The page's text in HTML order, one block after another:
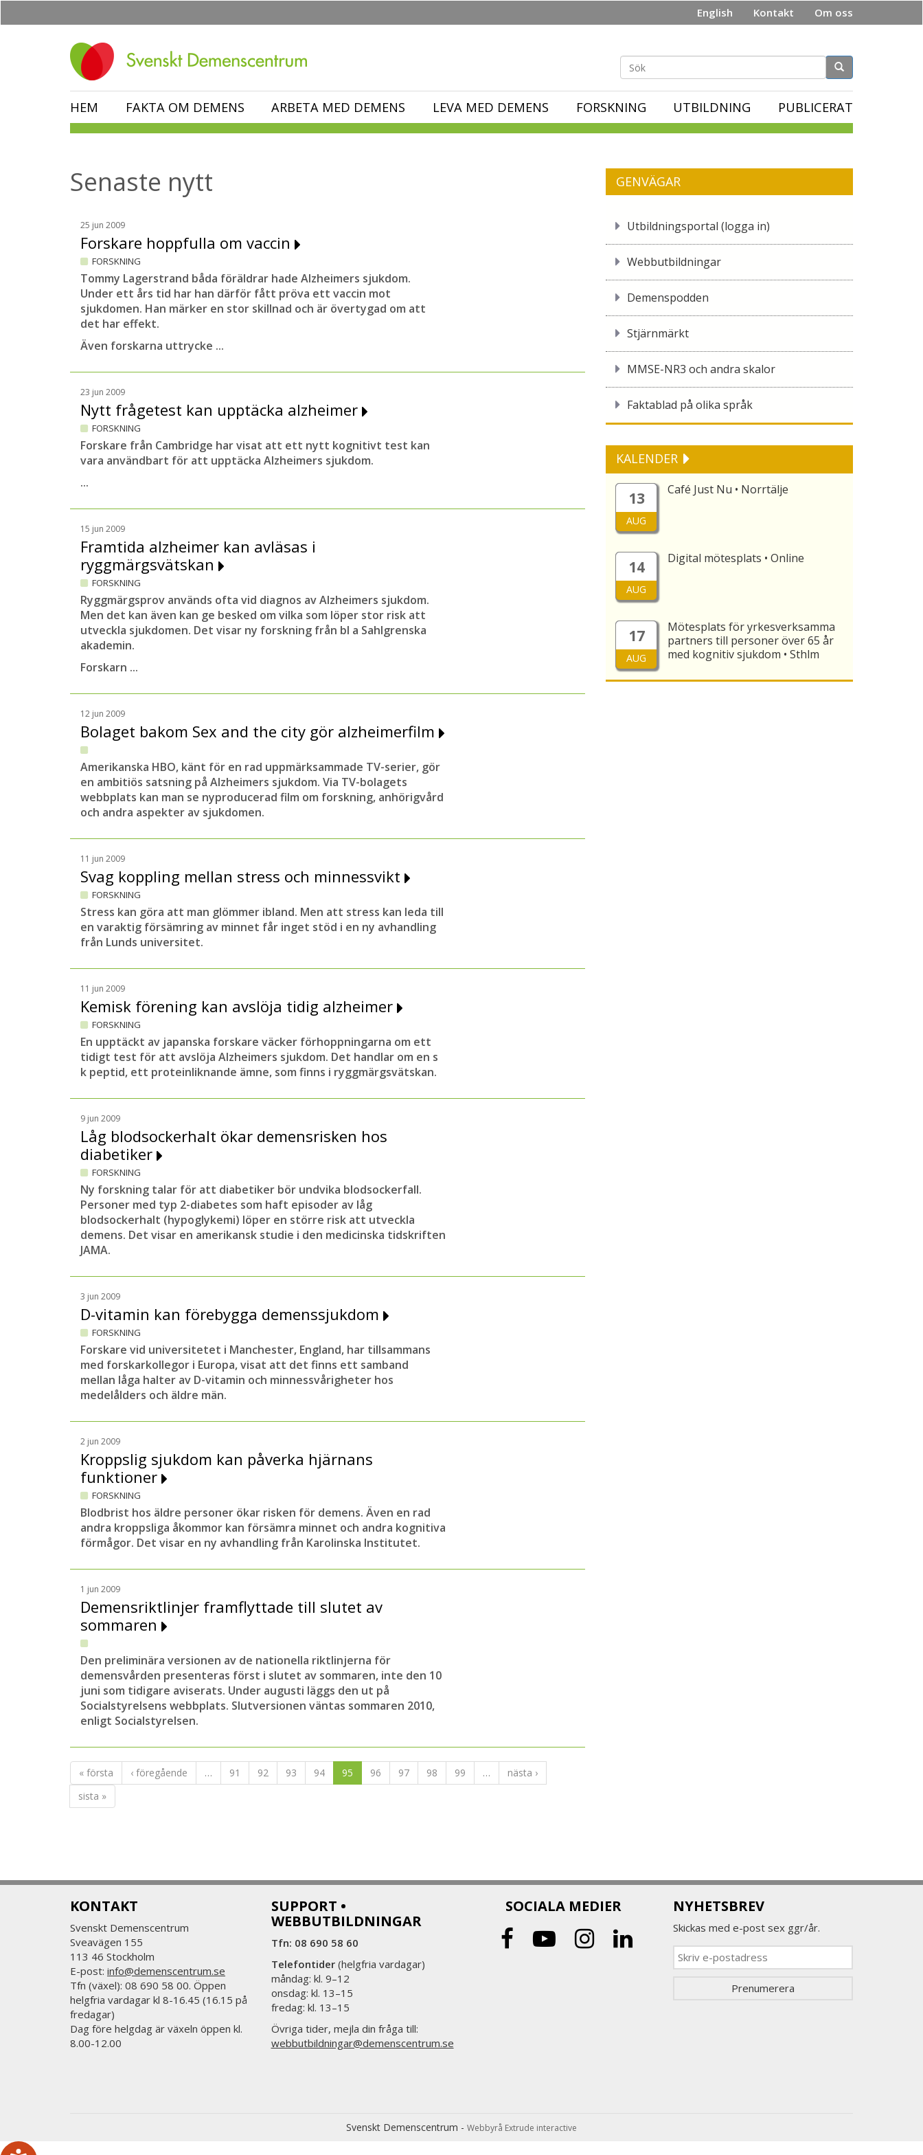
English Kontakt Om oss
Sökformulär
HEM FAKTA OM DEMENS ARBETA MED DEMENS LEVA MED DEMENS FORSKNING UTBILDNING PUBLICERAT
Senaste nytt
25 jun 2009
Forskare hoppfulla om vaccin
FORSKNING
Tommy Lagerstrand båda föräldrar hade Alzheimers sjukdom.
Under ett års tid har han därför fått pröva ett vaccin mot
sjukdomen. Han märker en stor skillnad och är övertygad om att
det har effekt.
Även forskarna uttrycke ...
23 jun 2009
Nytt frågetest kan upptäcka alzheimer
FORSKNING
Forskare från Cambridge har visat att ett nytt kognitivt test kan
vara användbart för att upptäcka Alzheimers sjukdom.
...
15 jun 2009
Framtida alzheimer kan avläsas i
ryggmärgsvätskan
FORSKNING
Ryggmärgsprov används ofta vid diagnos av Alzheimers sjukdom.
Men det kan även kan ge besked om vilka som löper stor risk att
utveckla sjukdomen. Det visar ny forskning från bl a Sahlgrenska
akademin.
Forskarn ...
12 jun 2009
Bolaget bakom Sex and the city gör alzheimerfilm
Amerikanska HBO, känt för en rad uppmärksammade TV-serier, gör
en ambitiös satsning på Alzheimers sjukdom. Via TV-bolagets
webbplats kan man se nyproducerad film om forskning, anhörigvård
och andra aspekter av sjukdomen.
11 jun 2009
Svag koppling mellan stress och minnessvikt
FORSKNING
Stress kan göra att man glömmer ibland. Men att stress kan leda till
en varaktig försämring av minnet får inget stöd i en ny avhandling
från Lunds universitet.
11 jun 2009
Kemisk förening kan avslöja tidig alzheimer
FORSKNING
En upptäckt av japanska forskare väcker förhoppningarna om ett
tidigt test för att avslöja Alzheimers sjukdom. Det handlar om en s
k peptid, ett proteinliknande ämne, som finns i ryggmärgsvätskan.
9 jun 2009
Låg blodsockerhalt ökar demensrisken hos
diabetiker
FORSKNING
Ny forskning talar för att diabetiker bör undvika blodsockerfall.
Personer med typ 2-diabetes som haft episoder av låg
blodsockerhalt (hypoglykemi) löper en större risk att utveckla
demens. Det visar en amerikansk studie i den medicinska tidskriften
JAMA.
3 jun 2009
D-vitamin kan förebygga demenssjukdom
FORSKNING
Forskare vid universitetet i Manchester, England, har tillsammans
med forskarkollegor i Europa, visat att det finns ett samband
mellan låga halter av D-vitamin och minnessvårigheter hos
medelålders och äldre män.
2 jun 2009
Kroppslig sjukdom kan påverka hjärnans
funktioner
FORSKNING
Blodbrist hos äldre personer ökar risken för demens. Även en rad
andra kroppsliga åkommor kan försämra minnet och andra kognitiva
förmågor. Det visar en ny avhandling från Karolinska Institutet.
1 jun 2009
Demensriktlinjer framflyttade till slutet av
sommaren
Den preliminära versionen av de nationella riktlinjerna för
demensvården presenteras först i slutet av sommaren, inte den 10
juni som tidigare aviserats. Under augusti läggs den ut på
Socialstyrelsens webbplats. Slutversionen väntas sommaren 2010,
enligt Socialstyrelsen.
« första ‹ föregående … 91 92 93 94 95 96 97 98 99 …
nästa ›
sista »
GENVÄGAR
Utbildningsportal (logga in)
Webbutbildningar
Demenspodden
Stjärnmärkt
MMSE-NR3 och andra skalor
Faktablad på olika språk
KALENDER
13
AUG
Café Just Nu • Norrtälje
14
AUG
Digital mötesplats • Online
17
AUG
Mötesplats för yrkesverksamma
partners till personer över 65 år
med kognitiv sjukdom • Sthlm
KONTAKT
Svenskt Demenscentrum
Sveavägen 155
113 46 Stockholm
E-post: info@demenscentrum.se
Tfn (växel): 08 690 58 00. Öppen
helgfria vardagar kl 8-16.45 (16.15 på
fredagar)
Dag före helgdag är växeln öppen kl.
8.00-12.00
SUPPORT •
WEBBUTBILDNINGAR
Tfn: 08 690 58 60
Telefontider(helgfria vardagar)
måndag: kl. 9–12
onsdag: kl. 13–15
fredag: kl. 13–15
Övriga tider, mejla din fråga till:
webbutbildningar@demenscentrum.se
SOCIALA MEDIER NYHETSBREV
Skickas med e-post sex ggr/år.
Svenskt Demenscentrum - Webbyrå Extrude interactive